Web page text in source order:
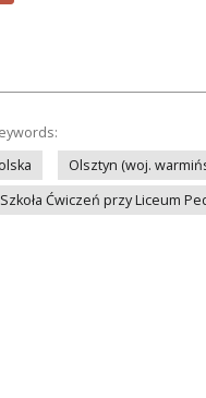
Olsztyn (woj.
Ćwiczeń przy Liceum